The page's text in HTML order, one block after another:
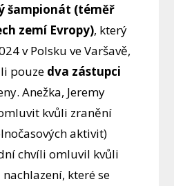
šampionát (téměř
zemí Evropy), který
v Polsku ve Varšavě,
pouze dva zástupci
Anežka, Jeremy
kvůli zranění
aktivit)
chvíli omluvil kvůli
které se